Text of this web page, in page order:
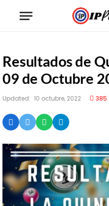
Resultados de
09 de Octubre
Updated: 10 octubre, 2022 385